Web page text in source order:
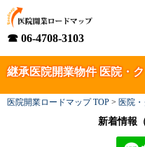
☎ 06-4708-3103
継承医院開業物件 医院・
医院開業ロードマップ TOP > 医院
新着情報